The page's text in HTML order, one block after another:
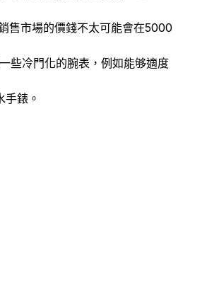
售市場的價錢不太可能會在5000
些冷門化的腕表，例如能够適度
錶。